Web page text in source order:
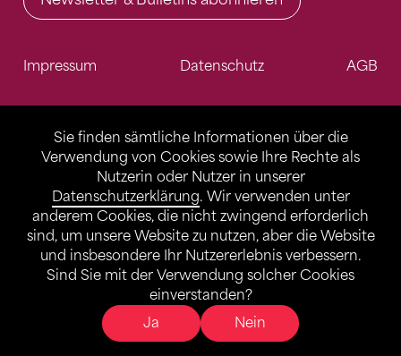
Sie finden sämtliche Informationen über die
Verwendung von Cookies sowie Ihre Rechte als
Nutzerin oder Nutzer in unserer
Datenschutzerklärung. Wir verwenden unter
anderem Cookies, die nicht zwingend erforderlich
sind, um unsere Website zu nutzen, aber die Website
und insbesondere Ihr Nutzererlebnis verbessern.
Sind Sie mit der Verwendung solcher Cookies
einverstanden?
Ja
Nein
Impressum Datenschutz AGB